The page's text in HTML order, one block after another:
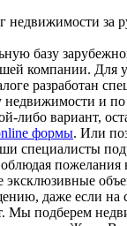
недвижимости за
базу
компании. Для
разработан
недвижимости и
либо вариант,
формы. Или
специалисты
пожелания
эксклюзивные
даже если на
Мы подберем